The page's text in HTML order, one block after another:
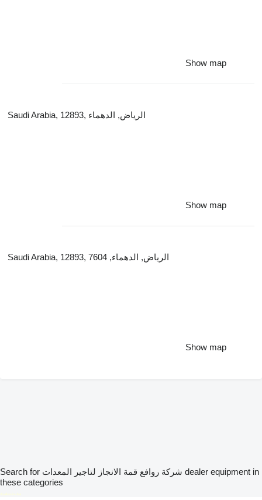
Show map
Saudi Arabia, 12893, الرياض, الدهماء
Show map
Saudi Arabia, 12893, الرياض, الدهماء, 7604
Show map
Search for شركة روافع قمة الانجاز لتاجير المعدات dealer equipment in
these categories
disallow-in-dsa